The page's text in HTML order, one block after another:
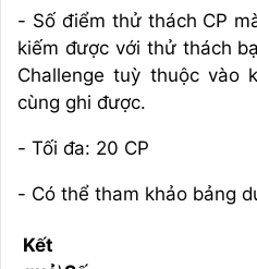
- Số điểm thử thách CP
kiếm được với thử thách
Challenge tuỳ thuộc vào
cùng ghi được.
- Tối đa: 20 CP
- Có thể tham khảo bảng
Kết